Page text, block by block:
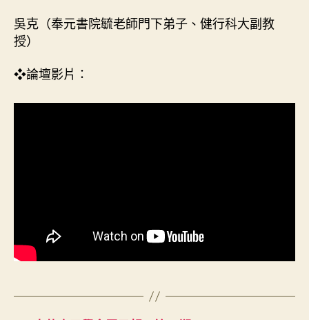
吳克（奉元書院毓老師門下弟子、健行科大副教
授）
❖論壇影片：